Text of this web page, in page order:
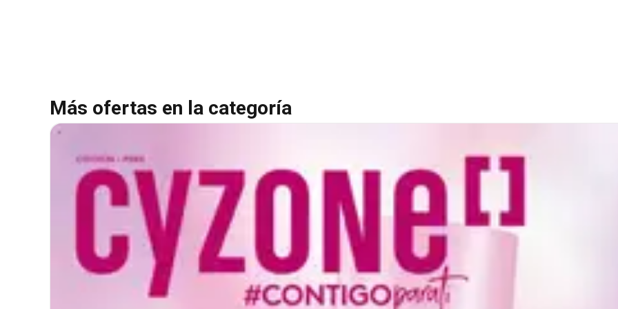
Más ofertas en la categoría